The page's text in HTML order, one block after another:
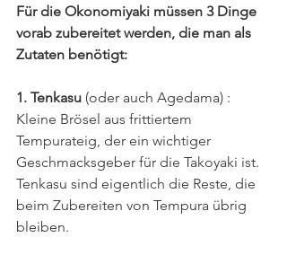
Für die Okonomiyaki müssen 3 Dinge
vorab zubereitet werden, die man als
Zutaten benötigt:
1. Tenkasu (oder auch Agedama) :
Kleine Brösel aus frittiertem
Tempurateig, der ein wichtiger
Geschmacksgeber für die Takoyaki ist.
Tenkasu sind eigentlich die Reste, die
beim Zubereiten von Tempura übrig
bleiben.